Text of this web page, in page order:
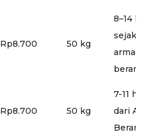
Rp8.700 50 kg
8–14 hari
sejak
armada
Rp8.700 50 kg
7-11 hari
dari